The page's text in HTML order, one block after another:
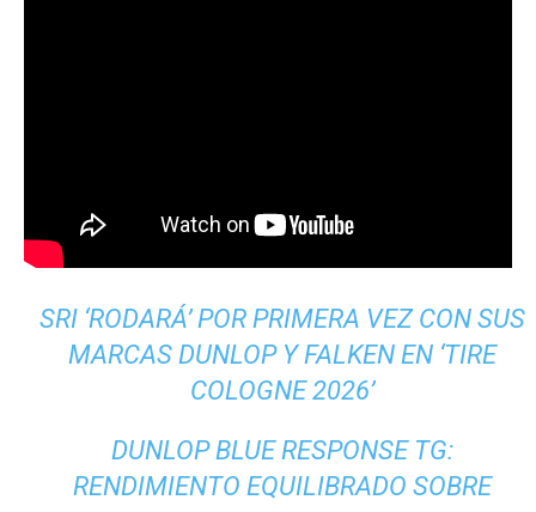
SRI ‘RODARÁ’ POR PRIMERA VEZ CON SUS
MARCAS DUNLOP Y FALKEN EN ‘TIRE
COLOGNE 2026’
DUNLOP BLUE RESPONSE TG:
RENDIMIENTO EQUILIBRADO SOBRE